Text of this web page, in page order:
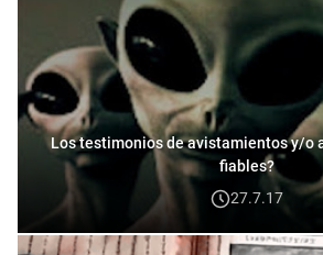
Los testimonios de avistamientos y/o
fiables?
27.7.17